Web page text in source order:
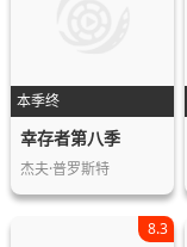
本季终
幸存者第八季
杰夫·普罗斯特
8.3